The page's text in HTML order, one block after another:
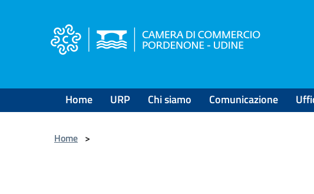
Home URP Chi siamo Comunicazione
Home >